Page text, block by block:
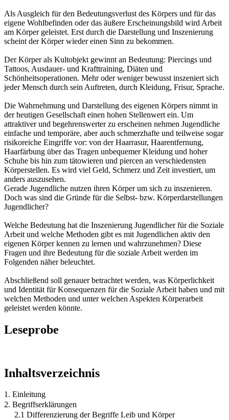
Als Ausgleich für den Bedeutungsverlust des Körpers und für das
eigene Wohlbefinden oder das äußere Erscheinungsbild wird Arbeit
am Körper geleistet. Erst durch die Darstellung und Inszenierung
scheint der Körper wieder einen Sinn zu bekommen.
Der Körper als Kultobjekt gewinnt an Bedeutung: Piercings und
Tattoos, Ausdauer- und Krafttraining, Diäten und
Schönheitsoperationen. Mehr oder weniger bewusst inszeniert sich
jeder Mensch durch sein Auftreten, durch Kleidung, Frisur, Sprache.
Die Wahrnehmung und Darstellung des eigenen Körpers nimmt in
der heutigen Gesellschaft einen hohen Stellenwert ein. Um
attraktiver und begehrenswerter zu erscheinen nehmen Jugendliche
einfache und temporäre, aber auch schmerzhafte und teilweise sogar
risikoreiche Eingriffe vor: von der Haarrasur, Haarentfernung,
Haarfärbung über das Tragen unbequemer Kleidung und hoher
Schuhe bis hin zum tätowieren und piercen an verschiedensten
Körperstellen. Es wird viel Geld, Schmerz und Zeit investiert, um
anders auszusehen.
Gerade Jugendliche nutzen ihren Körper um sich zu inszenieren.
Doch was sind die Gründe für die Selbst- bzw. Körperdarstellungen
Jugendlicher?
Welche Bedeutung hat die Inszenierung Jugendlicher für die Soziale
Arbeit und welche Methoden gibt es mit Jugendlichen aktiv den
eigenen Körper kennen zu lernen und wahrzunehmen? Diese
Fragen und ihre Bedeutung für die soziale Arbeit werden im
Folgenden näher beleuchtet.
Abschließend soll genauer betrachtet werden, was Körperlichkeit
und Identität für Konsequenzen für die Soziale Arbeit haben und mit
welchen Methoden und unter welchen Aspekten Körperarbeit
geleistet werden könnte.
Leseprobe
Inhaltsverzeichnis
1. Einleitung
2. Begriffserklärungen
2.1 Differenzierung der Begriffe Leib und Körper